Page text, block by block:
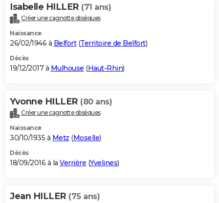
Isabelle HILLER (71 ans)
Créer une cagnotte obsèques
Naissance
26/02/1946 à Belfort(Territoire de Belfort)
Décès
19/12/2017 à Mulhouse (Haut-Rhin)
Yvonne HILLER (80 ans)
Créer une cagnotte obsèques
Naissance
30/10/1935 à Metz (Moselle)
Décès
18/09/2016 à la Verrière (Yvelines)
Jean HILLER (75 ans)